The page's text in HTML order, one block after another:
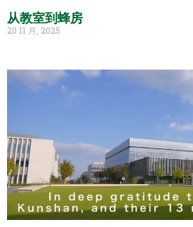
从教室到蜂房
20 11 月, 2025